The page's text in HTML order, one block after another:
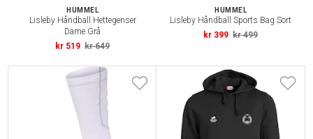
HUMMEL
Lisleby Håndball Hettegenser
Dame Grå
kr 519 kr 649
HUMMEL
Lisleby Håndball Sports Bag Sort
kr 399 kr 499